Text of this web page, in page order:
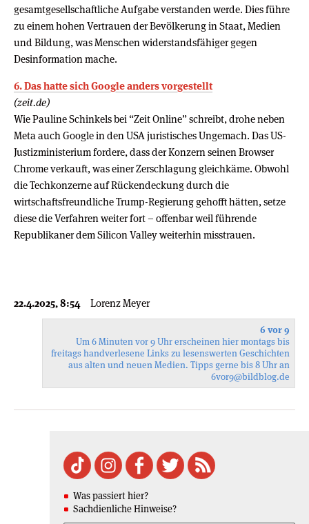
gesamtgesellschaftliche Aufgabe verstanden werde. Dies führe
zu einem hohen Vertrauen der Bevölkerung in Staat, Medien
und Bildung, was Menschen widerstandsfähiger gegen
Desinformation mache.
6. Das hatte sich Google anders vorgestellt
(zeit.de)
Wie Pauline Schinkels bei “Zeit Online” schreibt, drohe neben
Meta auch Google in den USA juristisches Ungemach. Das US-
Justizministerium fordere, dass der Konzern seinen Browser
Chrome verkauft, was einer Zerschlagung gleichkäme. Obwohl
die Techkonzerne auf Rückendeckung durch die
wirtschaftsfreundliche Trump-Regierung gehofft hätten, setze
diese die Verfahren weiter fort – offenbar weil führende
Republikaner dem Silicon Valley weiterhin misstrauen.
22.4.2025, 8:54 Lorenz Meyer
6 vor 9
Um 6 Minuten vor 9 Uhr erscheinen hier montags bis
freitags handverlesene Links zu lesenswerten Geschichten
aus alten und neuen Medien. Tipps gerne bis 8 Uhr an
6vor9@bildblog.de
Was passiert hier?
Sachdienliche Hinweise?